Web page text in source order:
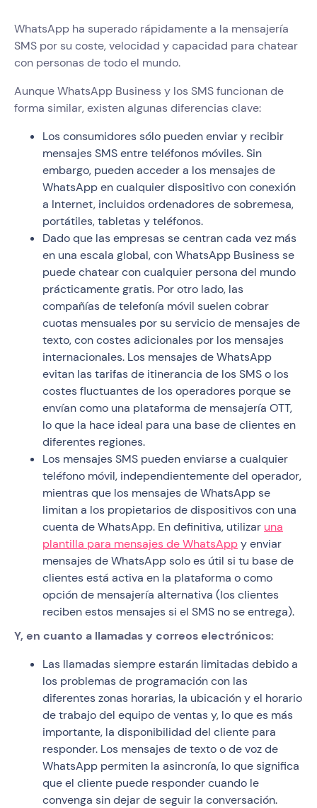
WhatsApp ha superado rápidamente a la mensajería
SMS por su coste, velocidad y capacidad para chatear
con personas de todo el mundo.
Aunque WhatsApp Business y los SMS funcionan de
forma similar, existen algunas diferencias clave:
Los consumidores sólo pueden enviar y recibir
mensajes SMS entre teléfonos móviles. Sin
embargo, pueden acceder a los mensajes de
WhatsApp en cualquier dispositivo con conexión
a Internet, incluidos ordenadores de sobremesa,
portátiles, tabletas y teléfonos.
Dado que las empresas se centran cada vez más
en una escala global, con WhatsApp Business se
puede chatear con cualquier persona del mundo
prácticamente gratis. Por otro lado, las
compañías de telefonía móvil suelen cobrar
cuotas mensuales por su servicio de mensajes de
texto, con costes adicionales por los mensajes
internacionales. Los mensajes de WhatsApp
evitan las tarifas de itinerancia de los SMS o los
costes fluctuantes de los operadores porque se
envían como una plataforma de mensajería OTT,
lo que la hace ideal para una base de clientes en
diferentes regiones.
Los mensajes SMS pueden enviarse a cualquier
teléfono móvil, independientemente del operador,
mientras que los mensajes de WhatsApp se
limitan a los propietarios de dispositivos con una
cuenta de WhatsApp. En definitiva, utilizar una
plantilla para mensajes de WhatsAppy enviar
mensajes de WhatsApp solo es útil si tu base de
clientes está activa en la plataforma o como
opción de mensajería alternativa (los clientes
reciben estos mensajes si el SMS no se entrega).
Y, en cuanto a llamadas y correos electrónicos:
Las llamadas siempre estarán limitadas debido a
los problemas de programación con las
diferentes zonas horarias, la ubicación y el horario
de trabajo del equipo de ventas y, lo que es más
importante, la disponibilidad del cliente para
responder. Los mensajes de texto o de voz de
WhatsApp permiten la asincronía, lo que significa
que el cliente puede responder cuando le
convenga sin dejar de seguir la conversación.